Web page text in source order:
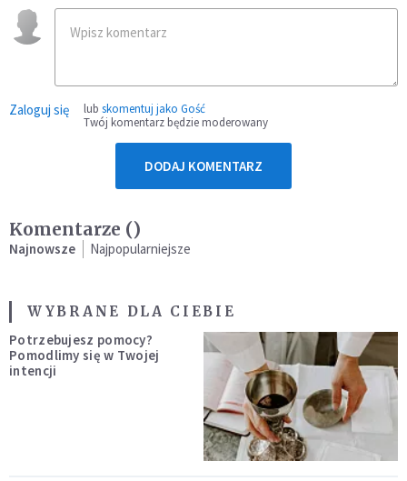
Zaloguj się lub skomentuj jako Gość
Twój komentarz będzie moderowany
DODAJ KOMENTARZ
Komentarze ()
Najnowsze Najpopularniejsze
WYBRANE DLA CIEBIE
Potrzebujesz pomocy?
Pomodlimy się w Twojej
intencji